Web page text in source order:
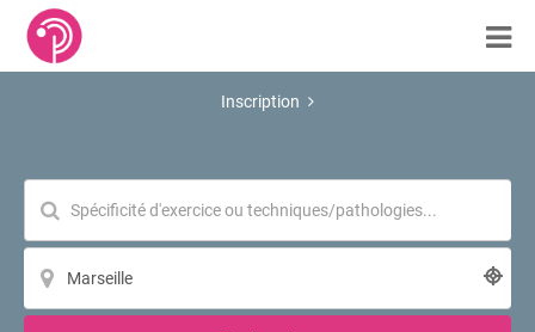
Inscription